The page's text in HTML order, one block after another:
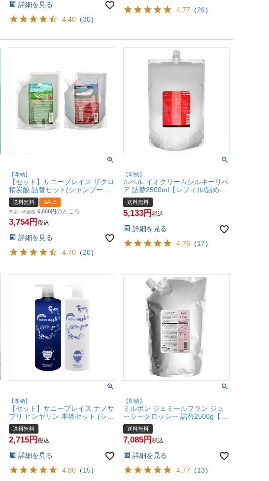
詳細を見る
4.40 （30）
4.77 （26）
【即納】
【セット】サニープレイス ザクロ
精炭酸 詰替セット(シャンプー
800ml & トリートメント 800g)
【レフィル/詰め替え】【ハイグレ
ード自然派】【宅配便送料無料】
(6007454-set2)
送料無料 SALE
希望小売価格 6,600 のところ
3,754 税込
詳細を見る
4.70 （20）
【即納】
ルベル イオクリームシルキーリペ
ア 詰替2500ml【レフィル/詰め替
え】 【ヘアトリートメント】【宅
配便送料無料】 (6011217)
送料無料
5,133 税込
詳細を見る
4.76 （17）
【即納】
【セット】サニープレイス ナノサ
プリ ヒンヤリン 本体セット (シャ
ンプーEX 1000ml＋トリートメン
ト 1000ml)【本体/ポンプ】【宅配
便送料無料】(6040640-set1)
送料無料
2,715 税込
詳細を見る
4.80 （15）
【即納】
ミルボン ジェミールフラン ジュ
ーシーグロッシー 詰替2500g【レ
フィル/詰め替え】【ヘアトリート
メント】【宅配便送料無料】
(6019594)
送料無料
7,085 税込
詳細を見る
4.77 （13）